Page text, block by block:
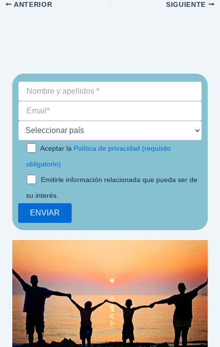
ANTERIOR SIGUIENTE
Aceptar la Política de privacidad (requisito
obligatorio)
Emitirle información relacionada que pueda ser de
su interés.